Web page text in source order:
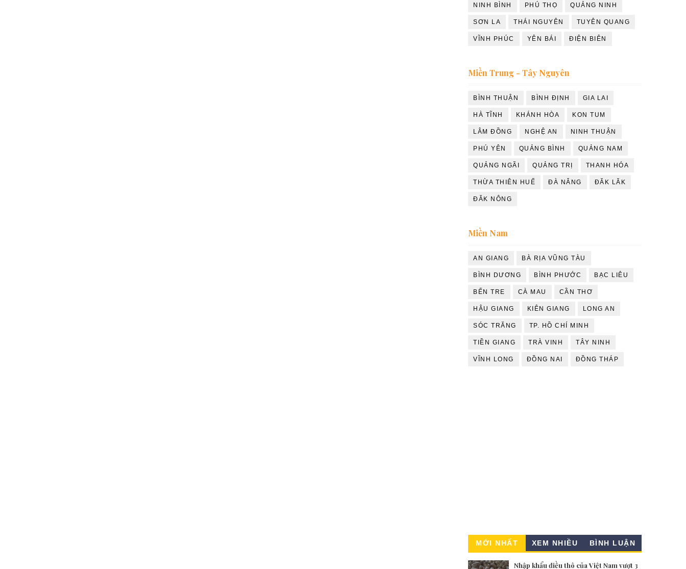
NINH BÌNH PHÚ THỌ QUẢNG NINH
SƠN LA THÁI NGUYÊN TUYÊN QUANG
VĨNH PHÚC YÊN BÁI ĐIỆN BIÊN
Miền Trung - Tây Nguyên
BÌNH THUẬN BÌNH ĐỊNH GIA LAI
HÀ TĨNH KHÁNH HÒA KON TUM
LÂM ĐỒNG NGHỆ AN NINH THUẬN
PHÚ YÊN QUẢNG BÌNH QUẢNG NAM
QUẢNG NGÃI QUẢNG TRỊ THANH HÓA
THỪA THIÊN HUẾ ĐÀ NẴNG ĐĂK LĂK
ĐĂK NÔNG
Miền Nam
AN GIANG BÀ RỊA VŨNG TÀU
BÌNH DƯƠNG BÌNH PHƯỚC BẠC LIÊU
BẾN TRE CÀ MAU CẦN THƠ
HẬU GIANG KIÊN GIANG LONG AN
SÓC TRĂNG TP. HỒ CHÍ MINH
TIỀN GIANG TRÀ VINH TÂY NINH
VĨNH LONG ĐỒNG NAI ĐỒNG THÁP
MỚI NHẤT XEM NHIỀU BÌNH LUẬN
Nhập khẩu điều thô của Việt Nam vượt 3